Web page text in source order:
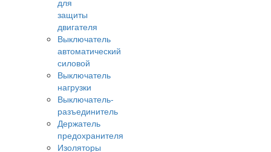
для
защиты
двигателя
Выключатель
автоматический
силовой
Выключатель
нагрузки
Выключатель-
разъединитель
Держатель
предохранителя
Изоляторы